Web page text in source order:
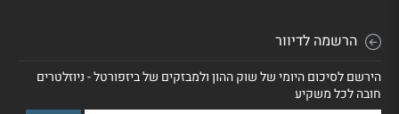
הרשמה לדיוור
הירשם לסיכום היומי של שוק ההון ולמבזקים של ביזפורטל - ניוזלטרים
חובה לכל משקיע